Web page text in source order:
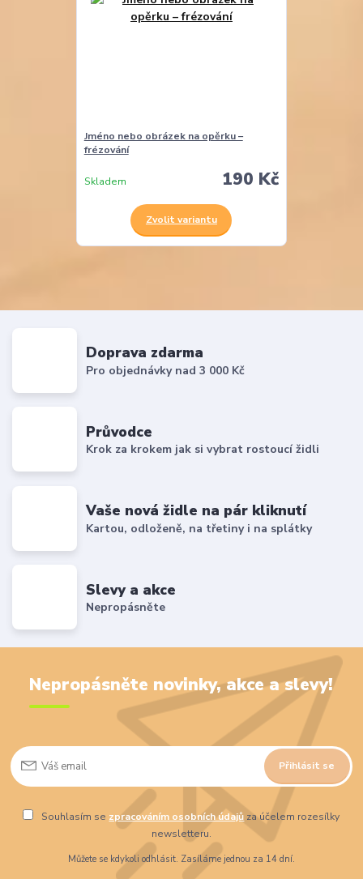
Jméno nebo obrázek na opěrku –
frézování
190 Kč
Skladem
Zvolit variantu
Doprava zdarma
Pro objednávky nad 3 000 Kč
Průvodce
Krok za krokem jak si vybrat rostoucí židli
Vaše nová židle na pár kliknutí
Kartou, odloženě, na třetiny i na splátky
Slevy a akce
Nepropásněte
Nepropásněte novinky, akce a slevy!
Přihlásit se
Souhlasím se zpracováním osobních údajů za účelem rozesílky
newsletteru.
Můžete se kdykoli odhlásit. Zasíláme jednou za 14 dní.